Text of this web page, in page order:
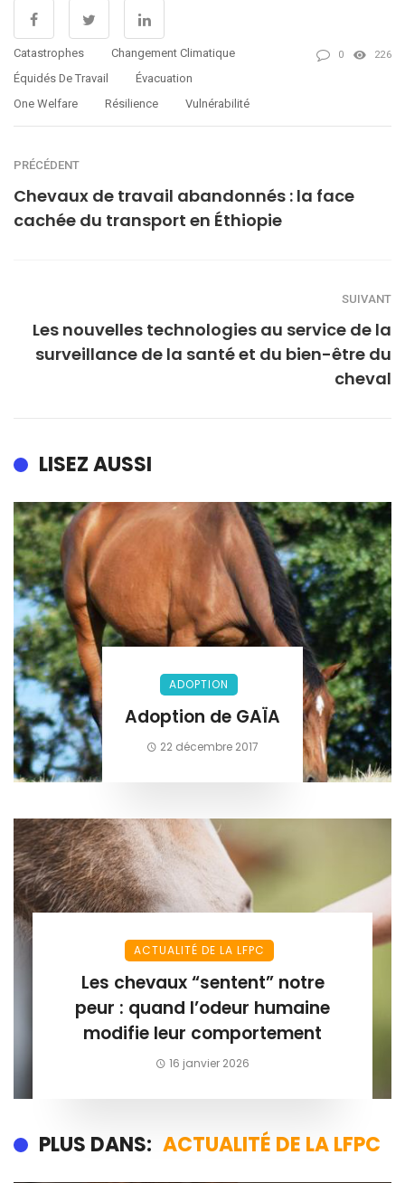
Catastrophes
Changement Climatique
Équidés De Travail
Évacuation
One Welfare
Résilience Vulnérabilité
0 226
PRÉCÉDENT
Chevaux de travail abandonnés : la face
cachée du transport en Éthiopie
SUIVANT
Les nouvelles technologies au service de la
surveillance de la santé et du bien-être du
cheval
LISEZ AUSSI
ADOPTION
Adoption de GAÏA
22 décembre 2017
ACTUALITÉ DE LA LFPC
Les chevaux “sentent” notre
peur : quand l’odeur humaine
modifie leur comportement
16 janvier 2026
PLUS DANS: ACTUALITÉ DE LA LFPC